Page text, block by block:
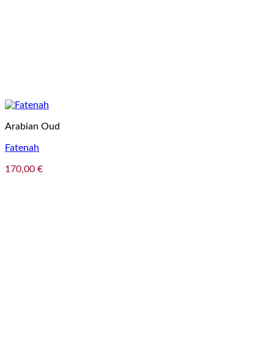
Arabian Oud
Fatenah
170,00 €